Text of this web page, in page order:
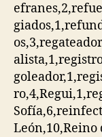
León,10,Reino